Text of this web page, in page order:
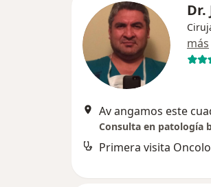
Dr.
más
Primera visita